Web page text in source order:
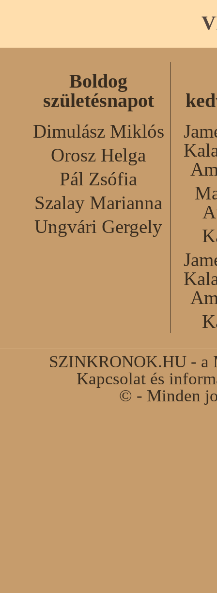
Boldog
születésnapot
Dimulász Miklós
Orosz Helga
Pál Zsófia
Szalay Marianna
Ungvári Gergely
SZINKRONOK.HU - a
Kapcsolat és
© - Minden